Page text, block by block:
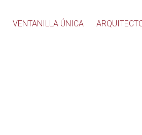
VENTANILLA ÚNICA